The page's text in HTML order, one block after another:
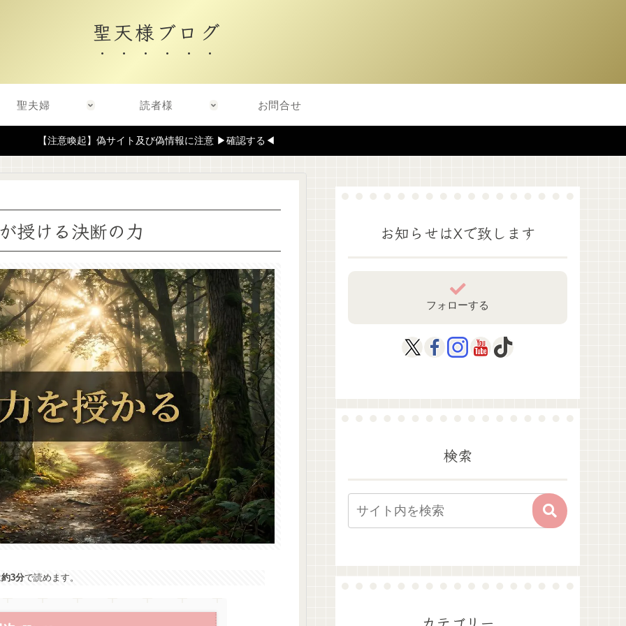
聖天様ブログ
聖夫婦 読者様 お問合せ
【注意喚起】偽サイト及び偽情報に注意 ▶確認する◀
授ける決断の力
約3分で読めます。
お知らせはXで致します
フォローする
検索